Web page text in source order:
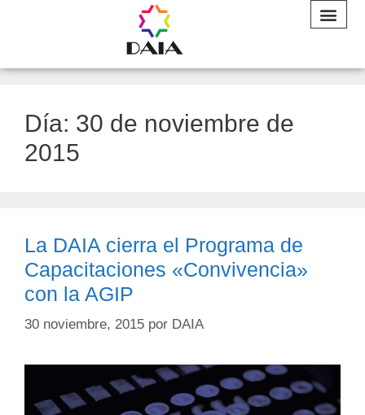
Día: 30 de noviembre de
2015
La DAIA cierra el Programa de
Capacitaciones «Convivencia»
con la AGIP
30 noviembre, 2015 por DAIA